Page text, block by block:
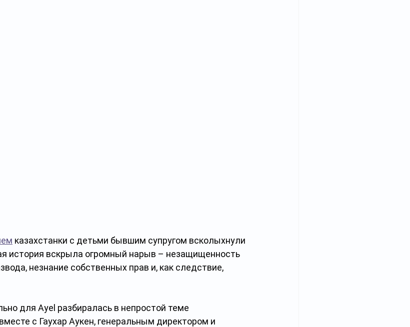
казахстанки с детьми бывшим супругом всколыхнули
история вскрыла огромный нарыв – незащищенность
незнание собственных прав и, как следствие,
для Ayel разбиралась в непростой теме
с Гаухар Аукен, генеральным директором и